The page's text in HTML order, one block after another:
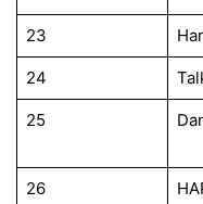
23
24
25
26